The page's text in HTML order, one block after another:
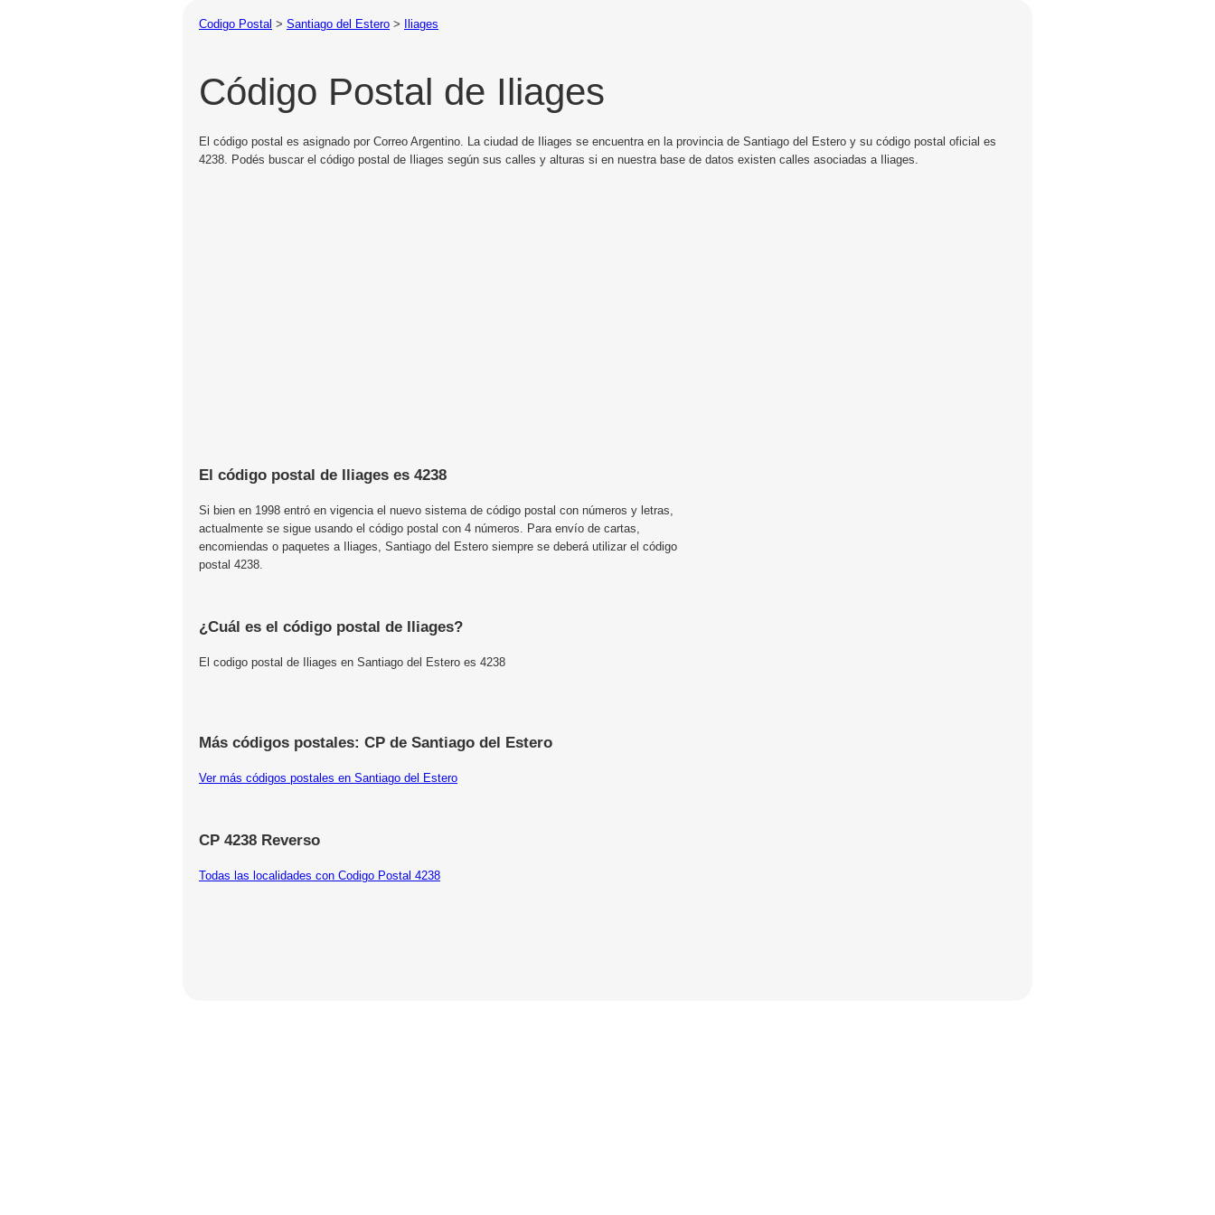
Codigo Postal > Santiago del Estero > Iliages
Código Postal de Iliages
El código postal es asignado por Correo Argentino. La ciudad de Iliages se encuentra en la provincia de Santiago del Estero y su código postal oficial es
4238. Podés buscar el código postal de Iliages según sus calles y alturas si en nuestra base de datos existen calles asociadas a Iliages.
El código postal de Iliages es 4238
Si bien en 1998 entró en vigencia el nuevo sistema de código postal con números y letras,
actualmente se sigue usando el código postal con 4 números. Para envío de cartas,
encomiendas o paquetes a Iliages, Santiago del Estero siempre se deberá utilizar el código
postal 4238.
¿Cuál es el código postal de Iliages?
El codigo postal de Iliages en Santiago del Estero es 4238
Más códigos postales: CP de Santiago del Estero
Ver más códigos postales en Santiago del Estero
CP 4238 Reverso
Todas las localidades con Codigo Postal 4238